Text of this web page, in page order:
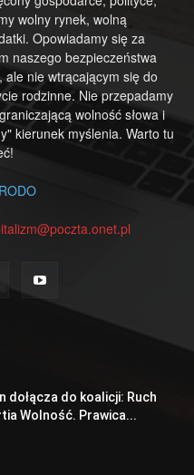
wolny rynek, wolną
Opowiadamy się za
naszego bezpieczeństwa
nie wtrącającym się do
rodzinne. Nie przepadamy
wolność słowa i
kierunek myślenia. Warto tu
dołącza do koalicji: Ruch
Wolność. Prawica...